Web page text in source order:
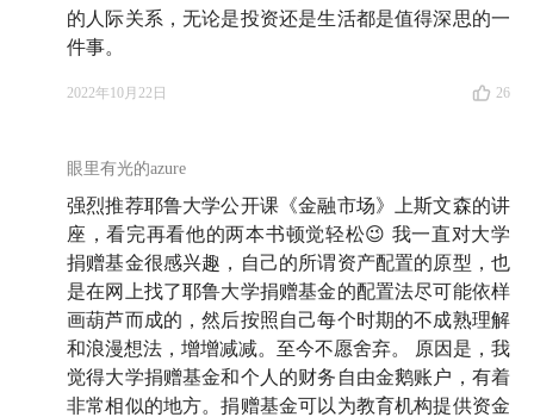
不过，依然值得一提的是，今年美股的日子并不好过，
伦比亚大学 -7.6%，麻省理工大学 -5.3%。而在这样的
学长时间稳定的好业绩背后，有哪些是值得我们普通人
「抄作业」的地方呢？
事不宜迟，我们有请陈鹏博士。
🪩 出场角色
先了解以下三位投资人，本期播客会听得更顺畅哦。
的人际关系，无论是投资还是生活都是值得深思的一
件事。
2022年10月22日 26
眼里有光的azure
强烈推荐耶鲁大学公开课《金融市场》上斯文森的讲
座，看完再看他的两本书顿觉轻松😉 我一直对大学
捐赠基金很感兴趣，自己的所谓资产配置的原型，也
是在网上找了耶鲁大学捐赠基金的配置法尽可能依样
画葫芦而成的，然后按照自己每个时期的不成熟理解
和浪漫想法，增增减减。至今不愿舍弃。 原因是，我
觉得大学捐赠基金和个人的财务自由金鹅账户，有着
非常相似的地方。捐赠基金可以为教育机构提供资金